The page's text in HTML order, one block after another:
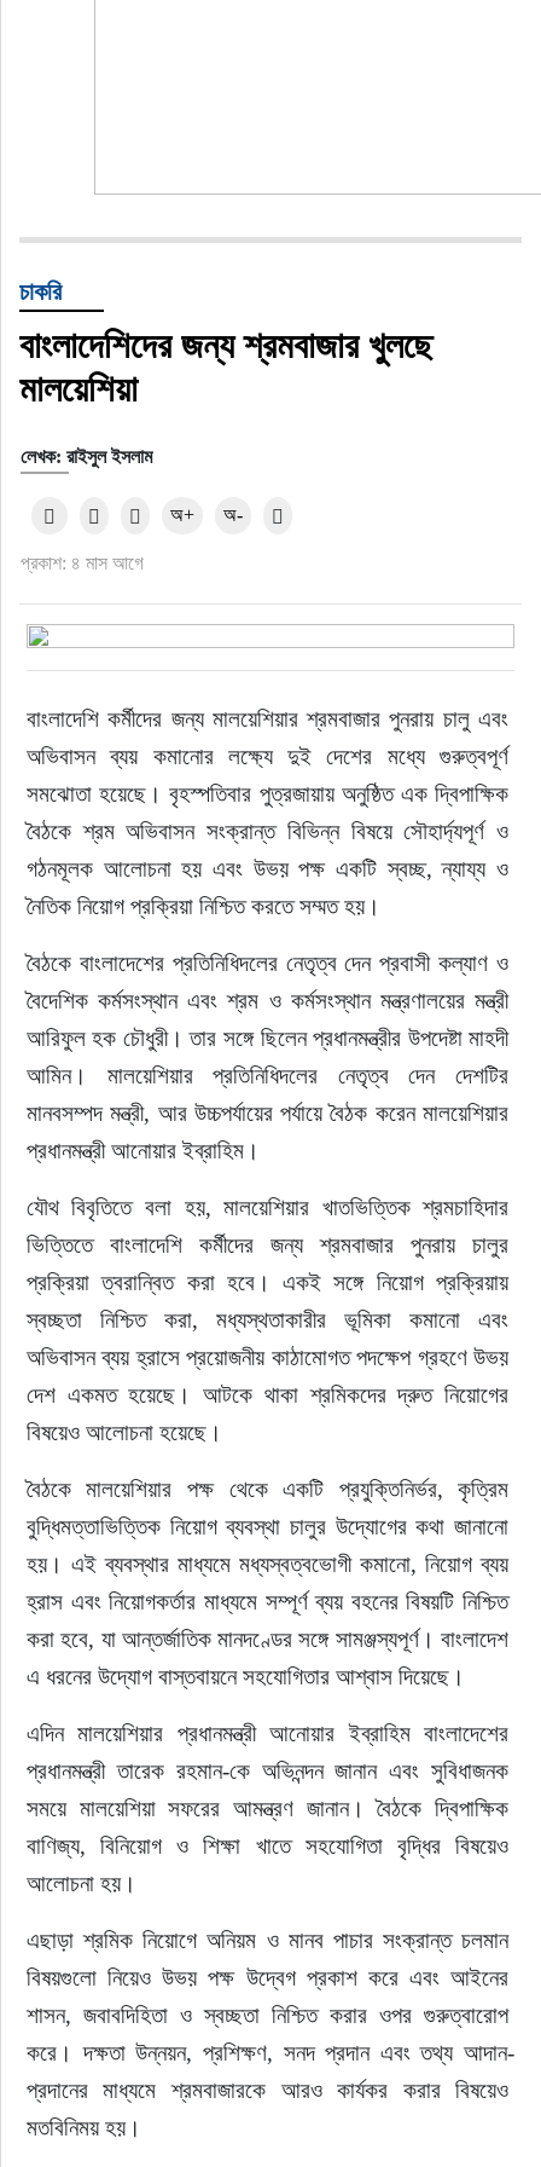
চাকরি
বাংলাদেশিদের জন্য শ্রমবাজার খুলছে
মালয়েশিয়া
লেখক: রাইসুল ইসলাম
প্রকাশ: ৪ মাস আগে
অ+ অ-
বাংলাদেশি কর্মীদের জন্য মালয়েশিয়ার শ্রমবাজার পুনরায় চালু এবং
অভিবাসন ব্যয় কমানোর লক্ষ্যে দুই দেশের মধ্যে গুরুত্বপূর্ণ
সমঝোতা হয়েছে। বৃহস্পতিবার পুত্রজায়ায় অনুষ্ঠিত এক দ্বিপাক্ষিক
বৈঠকে শ্রম অভিবাসন সংক্রান্ত বিভিন্ন বিষয়ে সৌহার্দ্যপূর্ণ ও
গঠনমূলক আলোচনা হয় এবং উভয় পক্ষ একটি স্বচ্ছ, ন্যায্য ও
নৈতিক নিয়োগ প্রক্রিয়া নিশ্চিত করতে সম্মত হয়।
বৈঠকে বাংলাদেশের প্রতিনিধিদলের নেতৃত্ব দেন প্রবাসী কল্যাণ ও
বৈদেশিক কর্মসংস্থান এবং শ্রম ও কর্মসংস্থান মন্ত্রণালয়ের মন্ত্রী
আরিফুল হক চৌধুরী। তার সঙ্গে ছিলেন প্রধানমন্ত্রীর উপদেষ্টা মাহদী
আমিন। মালয়েশিয়ার প্রতিনিধিদলের নেতৃত্ব দেন দেশটির
মানবসম্পদ মন্ত্রী, আর উচ্চপর্যায়ের পর্যায়ে বৈঠক করেন মালয়েশিয়ার
প্রধানমন্ত্রী আনোয়ার ইব্রাহিম।
যৌথ বিবৃতিতে বলা হয়, মালয়েশিয়ার খাতভিত্তিক শ্রমচাহিদার
ভিত্তিতে বাংলাদেশি কর্মীদের জন্য শ্রমবাজার পুনরায় চালুর
প্রক্রিয়া ত্বরান্বিত করা হবে। একই সঙ্গে নিয়োগ প্রক্রিয়ায়
স্বচ্ছতা নিশ্চিত করা, মধ্যস্থতাকারীর ভূমিকা কমানো এবং
অভিবাসন ব্যয় হ্রাসে প্রয়োজনীয় কাঠামোগত পদক্ষেপ গ্রহণে উভয়
দেশ একমত হয়েছে। আটকে থাকা শ্রমিকদের দ্রুত নিয়োগের
বিষয়েও আলোচনা হয়েছে।
বৈঠকে মালয়েশিয়ার পক্ষ থেকে একটি প্রযুক্তিনির্ভর, কৃত্রিম
বুদ্ধিমত্তাভিত্তিক নিয়োগ ব্যবস্থা চালুর উদ্যোগের কথা জানানো
হয়। এই ব্যবস্থার মাধ্যমে মধ্যস্বত্বভোগী কমানো, নিয়োগ ব্যয়
হ্রাস এবং নিয়োগকর্তার মাধ্যমে সম্পূর্ণ ব্যয় বহনের বিষয়টি নিশ্চিত
করা হবে, যা আন্তর্জাতিক মানদণ্ডের সঙ্গে সামঞ্জস্যপূর্ণ। বাংলাদেশ
এ ধরনের উদ্যোগ বাস্তবায়নে সহযোগিতার আশ্বাস দিয়েছে।
এদিন মালয়েশিয়ার প্রধানমন্ত্রী আনোয়ার ইব্রাহিম বাংলাদেশের
প্রধানমন্ত্রী তারেক রহমান-কে অভিনন্দন জানান এবং সুবিধাজনক
সময়ে মালয়েশিয়া সফরের আমন্ত্রণ জানান। বৈঠকে দ্বিপাক্ষিক
বাণিজ্য, বিনিয়োগ ও শিক্ষা খাতে সহযোগিতা বৃদ্ধির বিষয়েও
আলোচনা হয়।
এছাড়া শ্রমিক নিয়োগে অনিয়ম ও মানব পাচার সংক্রান্ত চলমান
বিষয়গুলো নিয়েও উভয় পক্ষ উদ্বেগ প্রকাশ করে এবং আইনের
শাসন, জবাবদিহিতা ও স্বচ্ছতা নিশ্চিত করার ওপর গুরুত্বারোপ
করে। দক্ষতা উন্নয়ন, প্রশিক্ষণ, সনদ প্রদান এবং তথ্য আদান-
প্রদানের মাধ্যমে শ্রমবাজারকে আরও কার্যকর করার বিষয়েও
মতবিনিময় হয়।